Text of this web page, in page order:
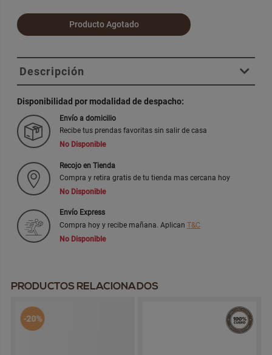
Producto Agotado
Descripción
Disponibilidad por modalidad de despacho:
Envío a domicilio
Recibe tus prendas favoritas sin salir de casa
No Disponible
Recojo en Tienda
Compra y retira gratis de tu tienda mas cercana hoy
No Disponible
Envío Express
Compra hoy y recibe mañana. Aplican T&C
No Disponible
PRODUCTOS RELACIONADOS
-20%